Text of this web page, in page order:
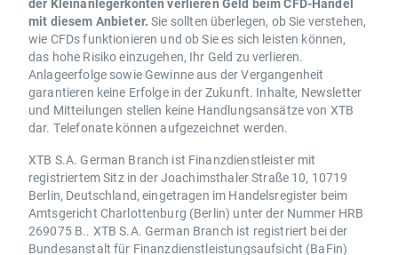
mit diesem Anbieter. Sie sollten überlegen, ob Sie verstehen,
wie CFDs funktionieren und ob Sie es sich leisten können,
das hohe Risiko einzugehen, Ihr Geld zu verlieren.
Anlageerfolge sowie Gewinne aus der Vergangenheit
garantieren keine Erfolge in der Zukunft. Inhalte, Newsletter
und Mitteilungen stellen keine Handlungsansätze von XTB
dar. Telefonate können aufgezeichnet werden.
XTB S.A. German Branch ist Finanzdienstleister mit
registriertem Sitz in der Joachimsthaler Straße 10, 10719
Berlin, Deutschland, eingetragen im Handelsregister beim
Amtsgericht Charlottenburg (Berlin) unter der Nummer HRB
269075 B.. XTB S.A. German Branch ist registriert bei der
Bundesanstalt für Finanzdienstleistungsaufsicht (BaFin)